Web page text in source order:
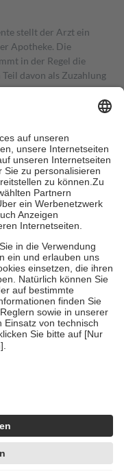
stellt der Arzt ein
Apotheke. Die
in der Regel die
davon als Zuzahlung
in Höhe von zehn
als die tatsächlichen
Online-Apotheken.
beträgt die
zehn Euro je
eigene Gesundheit zu
zu unterstützen,
18. Lebensjahr
die von der
um echte Bewertungen
künstlicher